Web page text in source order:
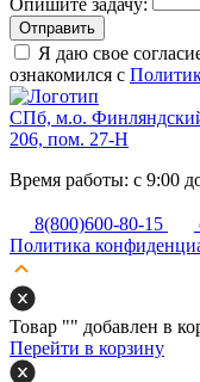
Опишите задачу:
Отправить
Я даю свое
ознакомился с
СПб, м.о.
206, пом. 27-Н
Время работы: с 9:00
8(800)600-80-15
Политика
Товар "" добавлен в
Перейти в корзину